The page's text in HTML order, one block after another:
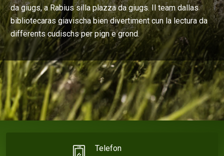
da giugs, a Rabius silla plazza da giugs. Il team dallas
bibliotecaras giavischa bien divertiment cun la lectura da
differents cudischs per pign e grond.
Telefon